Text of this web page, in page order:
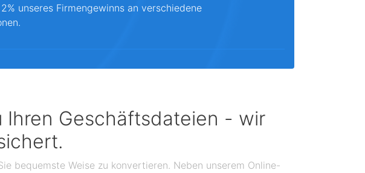
unseres Firmengewinns an verschiedene
Ihren Geschäftsdateien - wir
bequemste Weise zu konvertieren. Neben unserem Online-